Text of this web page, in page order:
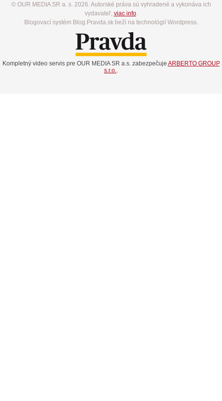
© OUR MEDIA SR a. s. 2026. Autorské práva sú vyhradené a vykonáva ich
vydavateľ, viac info.
Blogovací systém Blog.Pravda.sk beží na technológií Wordpress.
Kompletný video servis pre OUR MEDIA SR a.s. zabezpečuje ARBERTO GROUP
s.r.o.